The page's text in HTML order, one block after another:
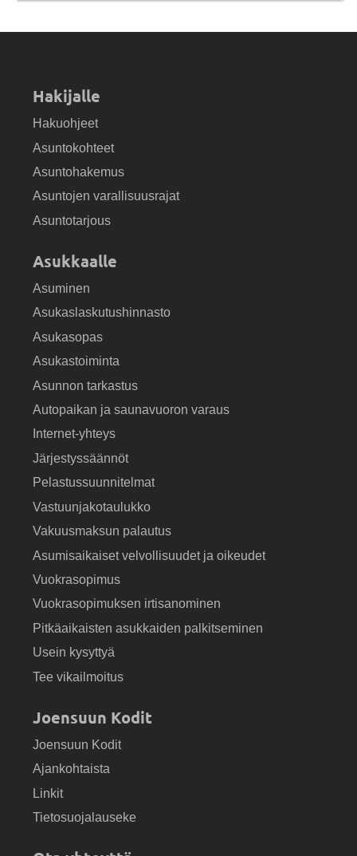
Hakijalle
Hakuohjeet
Asuntokohteet
Asuntohakemus
Asuntojen varallisuusrajat
Asuntotarjous
Asukkaalle
Asuminen
Asukaslaskutushinnasto
Asukasopas
Asukastoiminta
Asunnon tarkastus
Autopaikan ja saunavuoron varaus
Internet-yhteys
Järjestyssäännöt
Pelastussuunnitelmat
Vastuunjakotaulukko
Vakuusmaksun palautus
Asumisaikaiset velvollisuudet ja oikeudet
Vuokrasopimus
Vuokrasopimuksen irtisanominen
Pitkäaikaisten asukkaiden palkitseminen
Usein kysyttyä
Tee vikailmoitus
Joensuun Kodit
Joensuun Kodit
Ajankohtaista
Linkit
Tietosuojalauseke